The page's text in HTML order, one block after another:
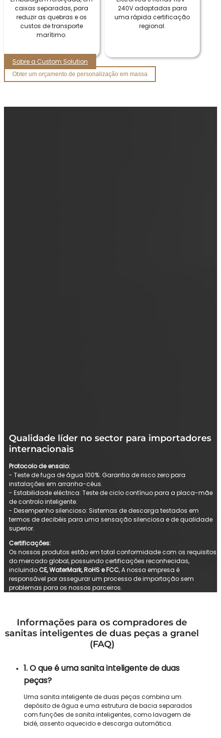
caixas separadas, para
reduzir as quebras e os
custos de transporte
marítimo.
240V adaptadas para
uma rápida certificação
regional.
Sobre a Custom Solution
Obter um orçamento de personalização em massa
Qualidade líder no sector para importadores
internacionais
Protocolo de ensaio:
- Teste de fuga de água 100%: Garantia de risco zero para
instalações em arranha-céus.
- Estabilidade eléctrica: Teste de ciclo contínuo para a placa-mãe
de controlo inteligente.
- Desempenho silencioso: Sistemas de descarga testados em
termos de decibéis para uma sensação silenciosa e de qualidade
superior.
Certificações:
Os nossos produtos estão em total conformidade com os requisitos
do mercado global, possuindo certificações reconhecidas,
incluindo CE, WaterMark, RoHS e FCC, A nossa empresa é
responsável por assegurar um processo de importação sem
problemas para os nossos parceiros.
Informações para os compradores de
sanitas inteligentes de duas peças a granel
(FAQ)
1. O que é uma sanita inteligente de duas
peças?
Uma sanita inteligente de duas peças combina um
depósito de água e uma estrutura de bacia separados
com funções de sanita inteligentes, como lavagem de
bidé, assento aquecido e descarga automática.